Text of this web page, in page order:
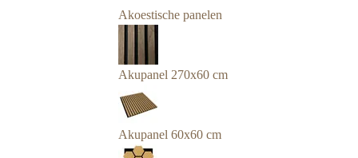
Akoestische panelen
Akupanel 270x60 cm
Akupanel 60x60 cm